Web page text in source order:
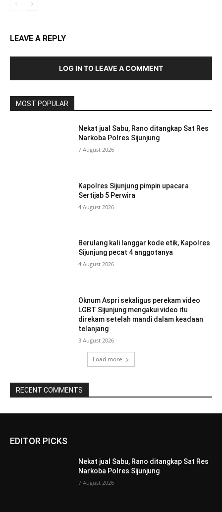
LEAVE A REPLY
LOG IN TO LEAVE A COMMENT
MOST POPULAR
Nekat jual Sabu, Rano ditangkap Sat Res
Narkoba Polres Sijunjung
7 August 2026
Kapolres Sijunjung pimpin upacara
Sertijab 5 Perwira
4 August 2026
Berulang kali langgar kode etik, Kapolres
Sijunjung pecat 4 anggotanya
4 August 2026
Oknum Aspri sekaligus perekam video
LGBT Sijunjung mengakui video itu
direkam setelah mandi dalam keadaan
telanjang
3 August 2026
Load more
RECENT COMMENTS
EDITOR PICKS
Nekat jual Sabu, Rano ditangkap Sat Res
Narkoba Polres Sijunjung
7 August 2026